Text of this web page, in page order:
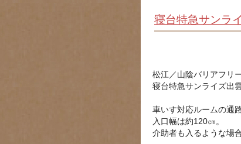
寝台特急サンラ
松江／山陰バリアフリ
寝台特急サンライズ出
車いす対応ルームの通
入口幅は約120㎝。
介助者も入るような場